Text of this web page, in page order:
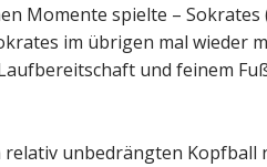
Momente spielte – Sokrates
im übrigen mal wieder
und feinem
unbedrängten Kopfball